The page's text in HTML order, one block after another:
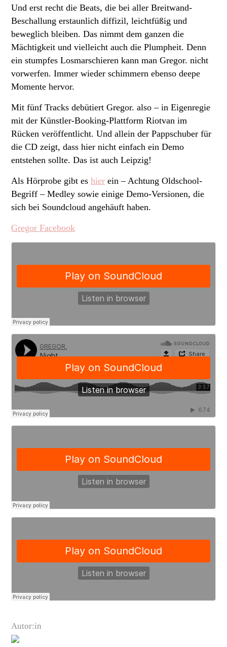
Autor:in
Und erst recht die Beats, die bei aller Breitwand-
Beschallung erstaunlich diffizil, leichtfüßig und
beweglich bleiben. Das nimmt dem ganzen die
Mächtigkeit und vielleicht auch die Plumpheit. Denn
ein stumpfes Losmarschieren kann man Gregor. nicht
vorwerfen. Immer wieder schimmern ebenso deepe
Momente hervor.
Mit fünf Tracks debütiert Gregor. also – in Eigenregie
mit der Künstler-Booking-Plattform Riotvan im
Rücken veröffentlicht. Und allein der Pappschuber für
die CD zeigt, dass hier nicht einfach ein Demo
entstehen sollte. Das ist auch Leipzig!
Als Hörprobe gibt es hier ein – Achtung Oldschool-
Begriff – Medley sowie einige Demo-Versionen, die
sich bei Soundcloud angehäuft haben.
Gregor Facebook